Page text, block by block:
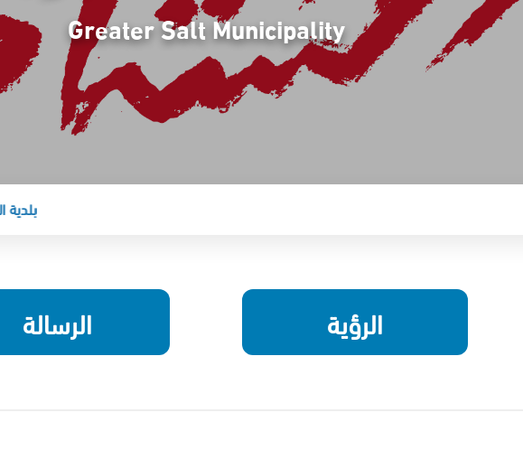
Greater Salt Municipality
بلدية السلط
الرؤية الرسالة